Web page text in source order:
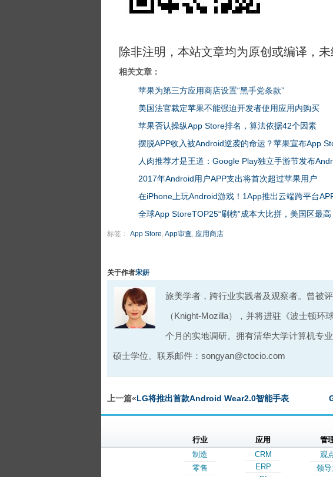
除非注明，本站文章均为原创或编译，未
相关文章：
苹果为第三方应用商店设置“黑手党条款”
美国法官裁定苹果不能强迫开发者使用应用内购买
苹果否认操纵App Store排名，算法依据42个因素
摆脱APP收入被Android逆袭的命运？苹果宣布App
人肉推荐才是王道：Google Play独立手游节发布
2017年Android用户APP支出将首次超过苹果用户
在iPhone上玩Android游戏！1App推出云端跨平台
全球App StoreTOP25“刷榜”成本大比拼，美国区最高
标签： App Store,App审查, 应用商店
关于作者宋妍
旅美学者，跨行业实践者及观察者。曾被
（Knight-Mozilla），并将进驻《波士顿
个月的实地调研。拥有清华大学计算机专
硕士学位。联系邮件：songyan@ctocio.com
上一篇«LG将推出首款Android Wear2.0智能手表
行业
制造
零售
应用
CRM
ERP
管
观
领导